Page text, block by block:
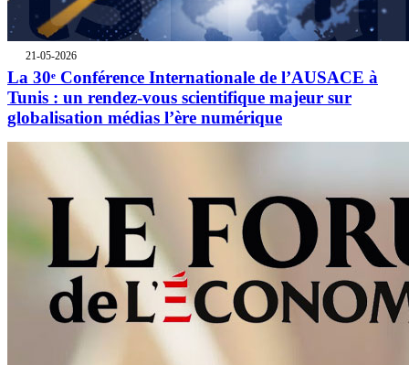
21-05-2026
La 30ᵉ Conférence Internationale de l’AUSACE à
Tunis : un rendez-vous scientifique majeur sur
globalisation médias l’ère numérique